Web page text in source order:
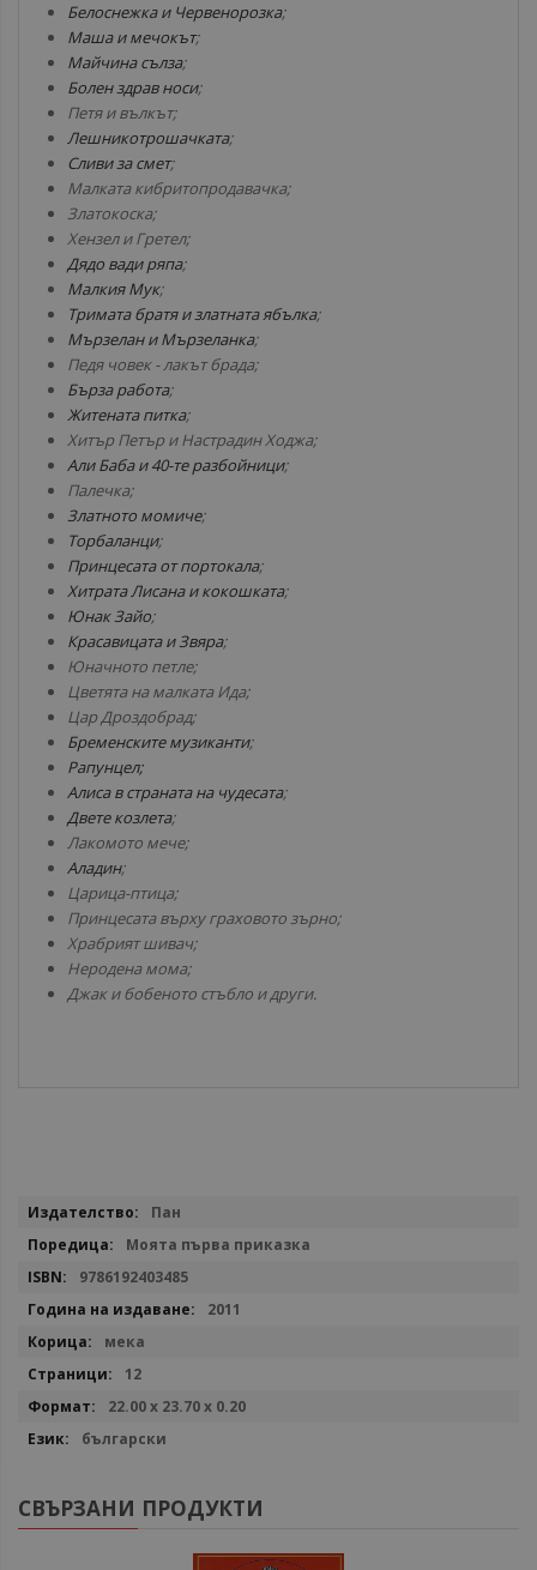
Белоснежка и Червенорозка;
Маша и мечокът;
Майчина сълза;
Болен здрав носи;
Петя и вълкът;
Лешникотрошачката;
Сливи за смет;
Малката кибритопродавачка;
Златокоска;
Хензел и Гретел;
Дядо вади ряпа;
Малкия Мук;
Тримата братя и златната ябълка;
Мързелан и Мързеланка;
Педя човек - лакът брада;
Бърза работа;
Житената питка;
Хитър Петър и Настрадин Ходжа;
Али Баба и 40-те разбойници;
Палечка;
Златното момиче;
Торбаланци;
Принцесата от портокала;
Хитрата Лисана и кокошката;
Юнак Зайо;
Красавицата и Звяра;
Юначното петле;
Цветята на малката Ида;
Цар Дроздобрад;
Бременските музиканти;
Рапунцел;
Алиса в страната на чудесата;
Двете козлета;
Лакомото мече;
Аладин;
Царица-птица;
Принцесата върху граховото зърно;
Храбрият шивач;
Неродена мома;
Джак и бобеното стъбло и други.
Повече
Пан
Моята първа приказка
9786192403485
2011
мека
12
22.00 х 23.70 х 0.20
български
СВЪРЗАНИ ПРОДУКТИ